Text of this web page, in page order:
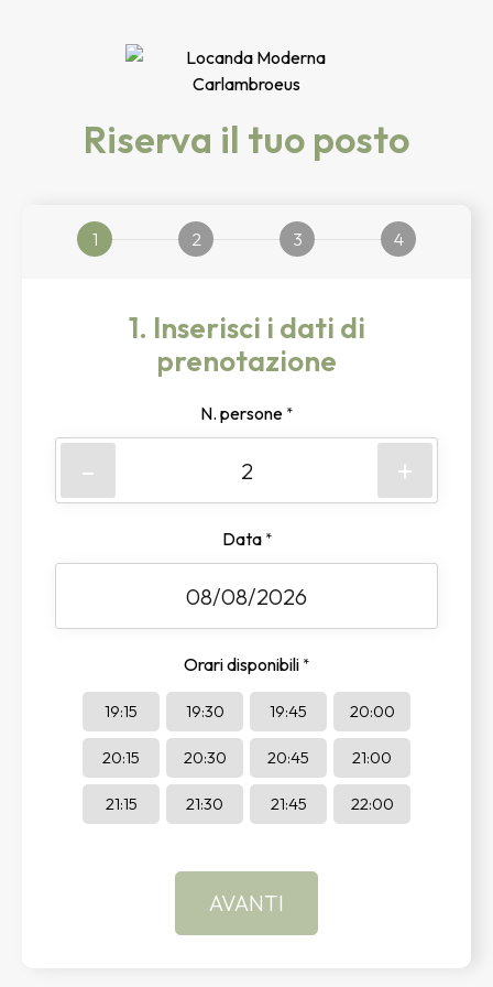
Riserva il tuo posto
1 2 3 4
1. Inserisci i dati di
prenotazione
N. persone *
- +
Data *
Orari disponibili *
19:15 19:30 19:45 20:00
20:15 20:30 20:45 21:00
21:15 21:30 21:45 22:00